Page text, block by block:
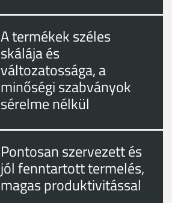
A termékek széles
skálája és
változatossága, a
minőségi szabványok
sérelme nélkül
Pontosan szervezett és
jól fenntartott termelés,
magas produktivitással